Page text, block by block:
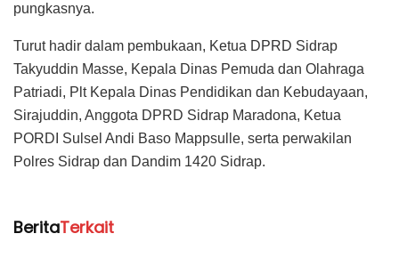
pungkasnya.
Turut hadir dalam pembukaan, Ketua DPRD Sidrap
Takyuddin Masse, Kepala Dinas Pemuda dan Olahraga
Patriadi, Plt Kepala Dinas Pendidikan dan Kebudayaan,
Sirajuddin, Anggota DPRD Sidrap Maradona, Ketua
PORDI Sulsel Andi Baso Mappsulle, serta perwakilan
Polres Sidrap dan Dandim 1420 Sidrap.
BeritaTerkait